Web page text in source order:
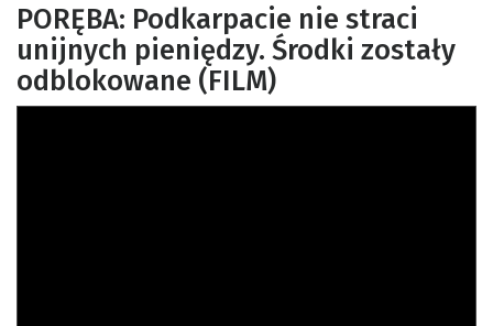
PORĘBA: Podkarpacie nie straci
unijnych pieniędzy. Środki zostały
odblokowane (FILM)